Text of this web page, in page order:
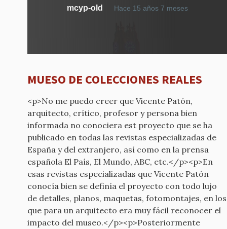
mcyp-old Hace 15 años 7 meses
MUESO DE COLECCIONES REALES
<p>No me puedo creer que Vicente Patón,
arquitecto, crítico, profesor y persona bien
informada no conociera est proyecto que se ha
publicado en todas las revistas especializadas de
España y del extranjero, así como en la prensa
española El País, El Mundo, ABC, etc.</p><p>En
esas revistas especializadas que Vicente Patón
conocía bien se definía el proyecto con todo lujo
de detalles, planos, maquetas, fotomontajes, en los
que para un arquitecto era muy fácil reconocer el
impacto del museo.</p><p>Posteriormente